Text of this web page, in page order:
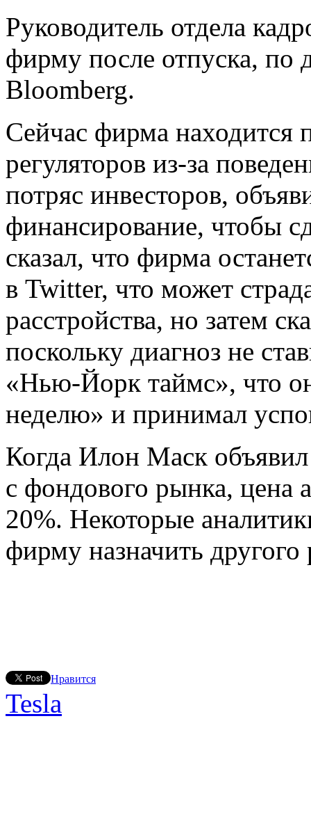
Руководитель отдела
фирму после отпуска, по
Bloomberg.
Сейчас фирма находится
регуляторов из-за
потряс инвесторов,
финансирование, чтобы
сказал, что фирма
в Twitter, что может
расстройства, но затем
поскольку диагноз не
«Нью-Йорк таймс», что
неделю» и принимал
Когда Илон Маск
с фондового рынка, цена
20%. Некоторые
фирму назначить другого
Нравится
Tesla